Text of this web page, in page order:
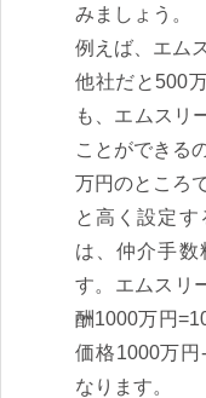
みましょう。
例えば、エム
他社だと500
も、エムスリ
ことができる
万円のところ
と高く設定
は、仲介手数
す。エムスリ
酬1000万円
価格1000万円
なります。